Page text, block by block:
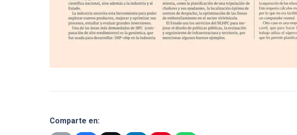
Comparte en: